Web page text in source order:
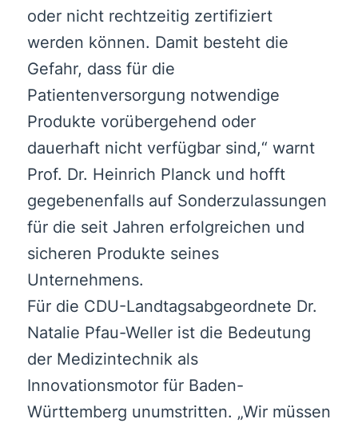
oder nicht rechtzeitig zertifiziert
werden können. Damit besteht die
Gefahr, dass für die
Patientenversorgung notwendige
Produkte vorübergehend oder
dauerhaft nicht verfügbar sind,“ warnt
Prof. Dr. Heinrich Planck und hofft
gegebenenfalls auf Sonderzulassungen
für die seit Jahren erfolgreichen und
sicheren Produkte seines
Unternehmens.
Für die CDU-Landtagsabgeordnete Dr.
Natalie Pfau-Weller ist die Bedeutung
der Medizintechnik als
Innovationsmotor für Baden-
Württemberg unumstritten. „Wir müssen